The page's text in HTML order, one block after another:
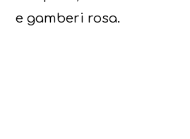
e gamberi rosa.